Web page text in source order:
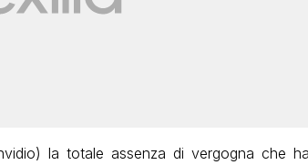
la totale assenza di vergogna che